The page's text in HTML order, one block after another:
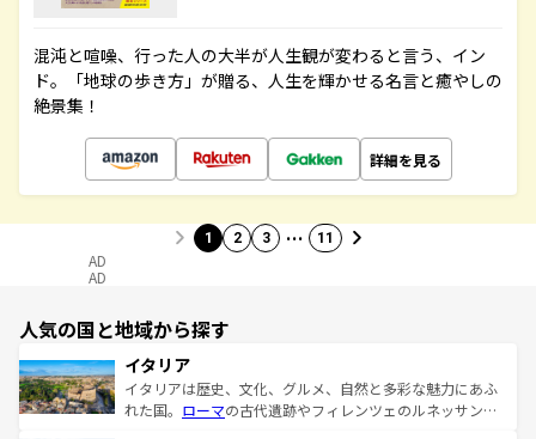
混沌と喧噪、行った人の大半が人生観が変わると言う、イン
ド。「地球の歩き方」が贈る、人生を輝かせる名言と癒やしの
絶景集！
詳細を見る
1 2 3 … 11
AD
AD
人気の国と地域から探す
イタリア
イタリアは歴史、文化、グルメ、自然と多彩な魅力にあふ
れた国。 ローマの古代遺跡やフィレンツェのルネッサンス